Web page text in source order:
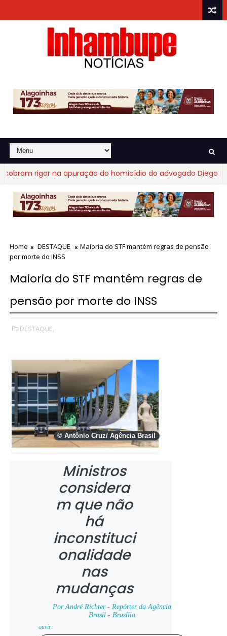
rigor na apuração do homicídio do advogado Diego
Home DESTAQUE
Maioria do STF mantém regras de pensão
por morte do INSS
Maioria do STF mantém regras de
pensão por morte do INSS
DESTAQUE,
© Antônio Cruz/ Agência Brasil
Ministros
considera
m que não
há
inconstituci
onalidade
nas
mudanças
Por André Richter - Repórter da Agência
Brasil - Brasília
ouvir: